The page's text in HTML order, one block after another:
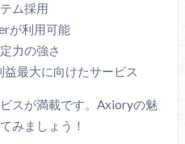
ム採用
が利用可能
力の強さ
最大に向けたサービス
スが満載です。Axioryの魅
みましょう！